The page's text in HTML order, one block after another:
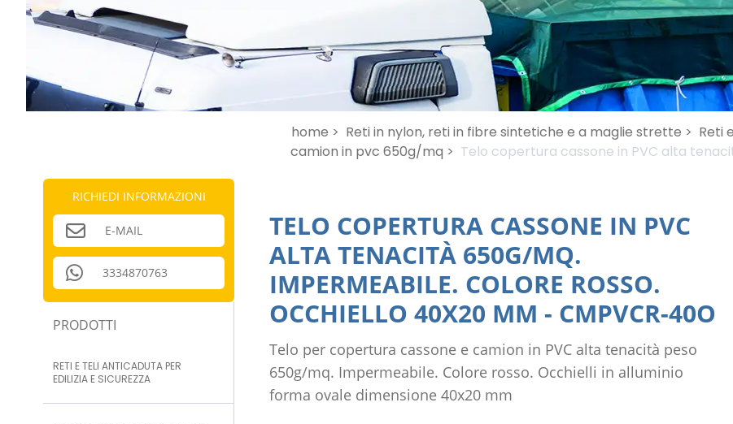
RICHIEDI INFORMAZIONI
E-MAIL
3334870763
PRODOTTI
RETI E TELI ANTICADUTA PER
EDILIZIA E SICUREZZA
home > Reti in nylon, reti in fibre sintetiche e a maglie strette > Reti
camion in pvc 650g/mq > Telo copertura cassone in PVC alta
TELO COPERTURA CASSONE IN PVC
ALTA TENACITÀ 650G/MQ.
IMPERMEABILE. COLORE ROSSO.
OCCHIELLO 40X20 MM - CMPVCR-40O
Telo per copertura cassone e camion in PVC alta tenacità peso
650g/mq. Impermeabile. Colore rosso. Occhielli in alluminio
forma ovale dimensione 40x20 mm